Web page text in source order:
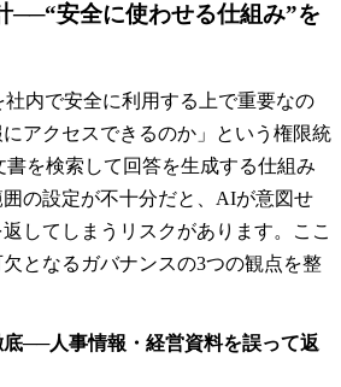
──“安全に使わせる仕組み”を
内で安全に利用する上で重要なの
アクセスできるのか」という権限統
を検索して回答を生成する仕組み
の設定が不十分だと、AIが意図せ
してしまうリスクがあります。ここ
となるガバナンスの3つの観点を整
──人事情報・経営資料を誤って返